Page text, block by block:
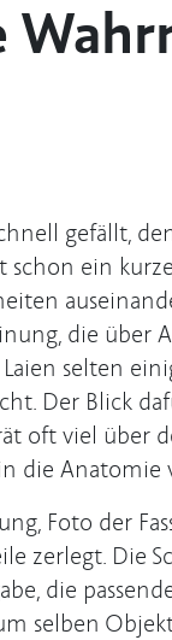
gefällt,
schon ein
die über
selten
Der Blick
oft viel über
die
Foto der
zerlegt. Die
die
selben